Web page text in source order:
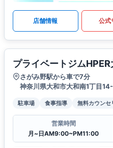
店舗情報 公式
プライベートジム
さがみ野駅から車で7分
神奈川県大和市大和南1丁目
駐車場 食事指導 無料カウンセ
営業時間
月~日AM9:00~PM11:00